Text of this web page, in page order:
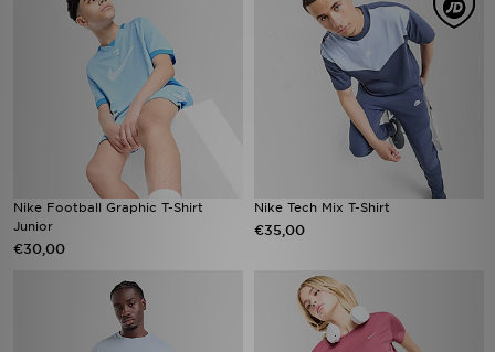
Nike Football Graphic T-Shirt
Junior
€30,00
Nike Tech Mix T-Shirt
€35,00